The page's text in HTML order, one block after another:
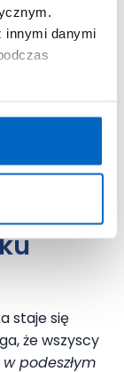
innymi danymi
i lęki.
nadal
i jak
może
staje się
że wszyscy
w podeszłym